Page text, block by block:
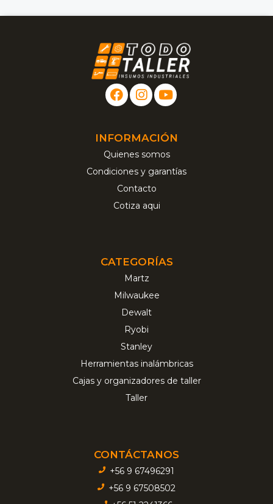
INFORMACIÓN
Quienes somos
Condiciones y garantías
Contacto
Cotiza aqui
CATEGORÍAS
Martz
Milwaukee
Dewalt
Ryobi
Stanley
Herramientas inalámbricas
Cajas y organizadores de taller
Taller
CONTÁCTANOS
+56 9 67496291
+56 9 67508502